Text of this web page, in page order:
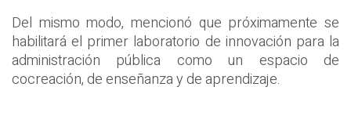
Del mismo modo, mencionó que próximamente se
habilitará el primer laboratorio de innovación para la
administración pública como un espacio de
cocreación, de enseñanza y de aprendizaje.